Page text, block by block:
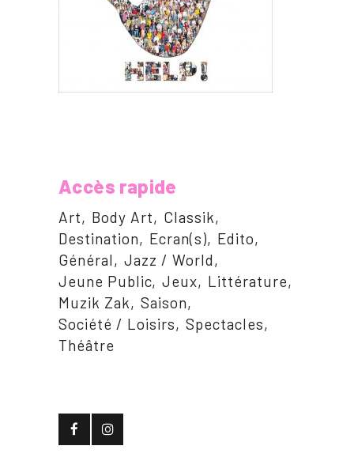
Accès rapide
Art Body Art
Classik
Destination
Ecran(s)
Edito
Général
Jazz / World
Jeune Public Jeux
Littérature
Muzik Zak
Saison
Société / Loisirs
Spectacles
Théâtre